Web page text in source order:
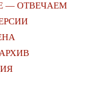
— ОТВЕЧАЕМ